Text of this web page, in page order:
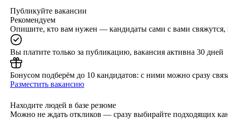
Публикуйте вакансии
Рекомендуем
Опишите, кто вам нужен — кандидаты сами с вами свяжутся,
Вы платите только за публикацию, вакансия активна 30 дней
Бонусом подберём до 10 кандидатов: с ними можно сразу
Разместить вакансию
Находите людей в базе резюме
Можно не ждать откликов — сразу выбирайте подходящих